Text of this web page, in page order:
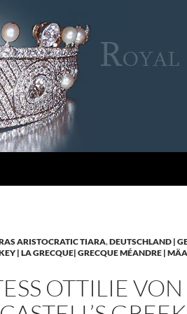
ARISTOCRATIC TIARA,DEUTSCHLAND |
| LA GRECQUE| GRECQUE MÉANDRE |
OTTILIE VON